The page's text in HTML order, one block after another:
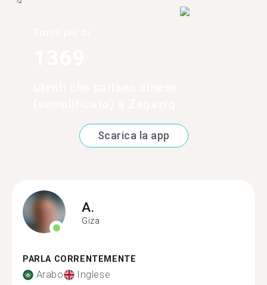
Scarica la app
A.
Giza
PARLA CORRENTEMENTE
Arabo Inglese